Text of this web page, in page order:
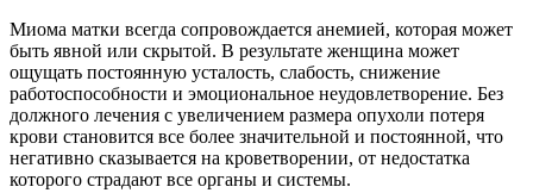
Миома матки всегда сопровождается анемией, которая может
быть явной или скрытой. В результате женщина может
ощущать постоянную усталость, слабость, снижение
работоспособности и эмоциональное неудовлетворение. Без
должного лечения с увеличением размера опухоли потеря
крови становится все более значительной и постоянной, что
негативно сказывается на кроветворении, от недостатка
которого страдают все органы и системы.